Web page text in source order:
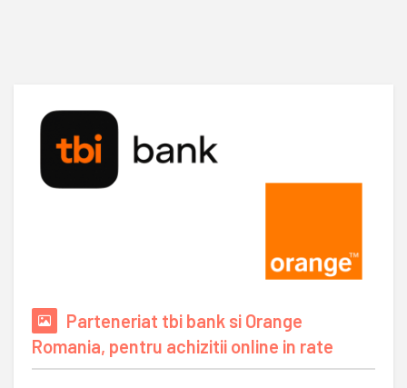
Parteneriat tbi bank si Orange
Romania, pentru achizitii online in rate